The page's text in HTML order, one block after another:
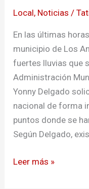
Local, Noticias /
En las últimas
municipio de Los
fuertes lluvias que
Administración
Yonny Delgado
nacional de forma
puntos donde se
Según Delgado,
Los
Nariño
Leer más »